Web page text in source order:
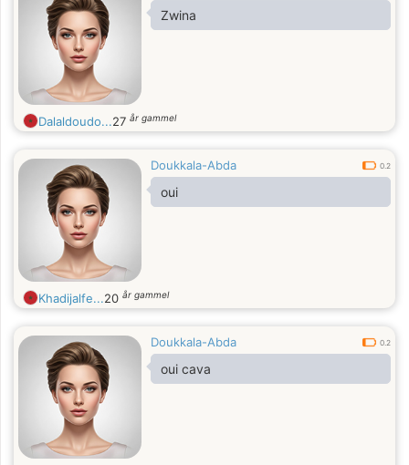
Zwina
Dalaldoudo...27 år gammel
Doukkala-Abda 0.2
oui
Khadijalfe...20 år gammel
Doukkala-Abda 0.2
oui cava